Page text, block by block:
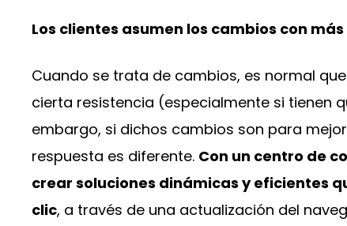
Los clientes asumen los cambios con
Cuando se trata de cambios, es normal
cierta resistencia (especialmente si tienen
embargo, si dichos cambios son para
respuesta es diferente. Con un centro de
crear soluciones dinámicas y eficientes
clic, a través de una actualización del